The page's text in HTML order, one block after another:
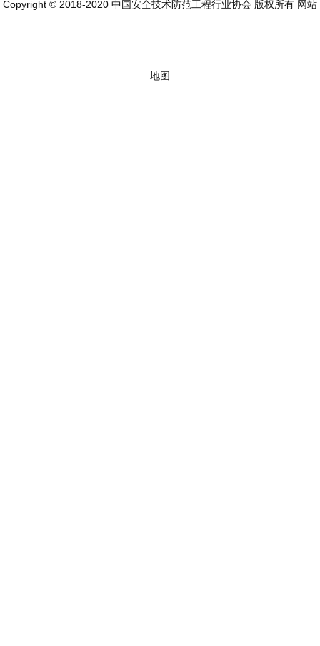
Copyright © 2018-2020 中国安全技术防范工程行业协会 版权所有 网站
地图